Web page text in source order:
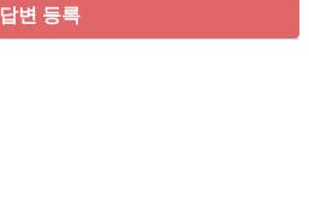
답변 등록